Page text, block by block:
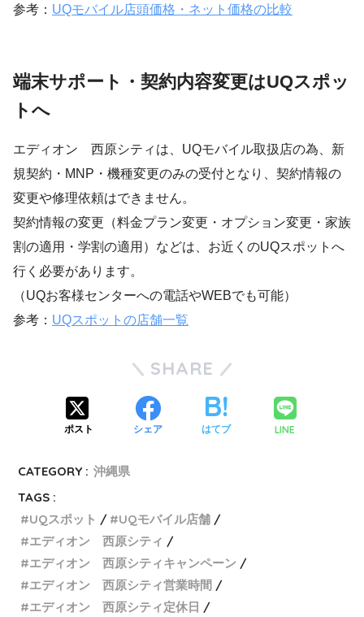
参考： UQモバイル店頭価格・ネット価格の比較
端末サポート・契約内容変更はUQスポッ
トへ
エディオン 西原シティは、UQモバイル取扱店の為、新
規契約・MNP・機種変更のみの受付となり、契約情報の
変更や修理依頼はできません。
契約情報の変更（料金プラン変更・オプション変更・家族
割の適用・学割の適用）などは、お近くのUQスポットへ
行く必要があります。
（UQお客様センターへの電話やWEBでも可能）
参考： UQスポットの店舗一覧
SHARE
ポスト シェア はてブ LINE
CATEGORY : 沖縄県
TAGS :
UQスポット
UQモバイル店舗
エディオン 西原シティ
エディオン 西原シティキャンペーン
エディオン 西原シティ営業時間
エディオン 西原シティ定休日